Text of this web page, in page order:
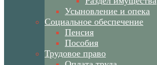
Усыновление и опека
Социальное обеспечение
Пенсия
Пособия
Трудовое право